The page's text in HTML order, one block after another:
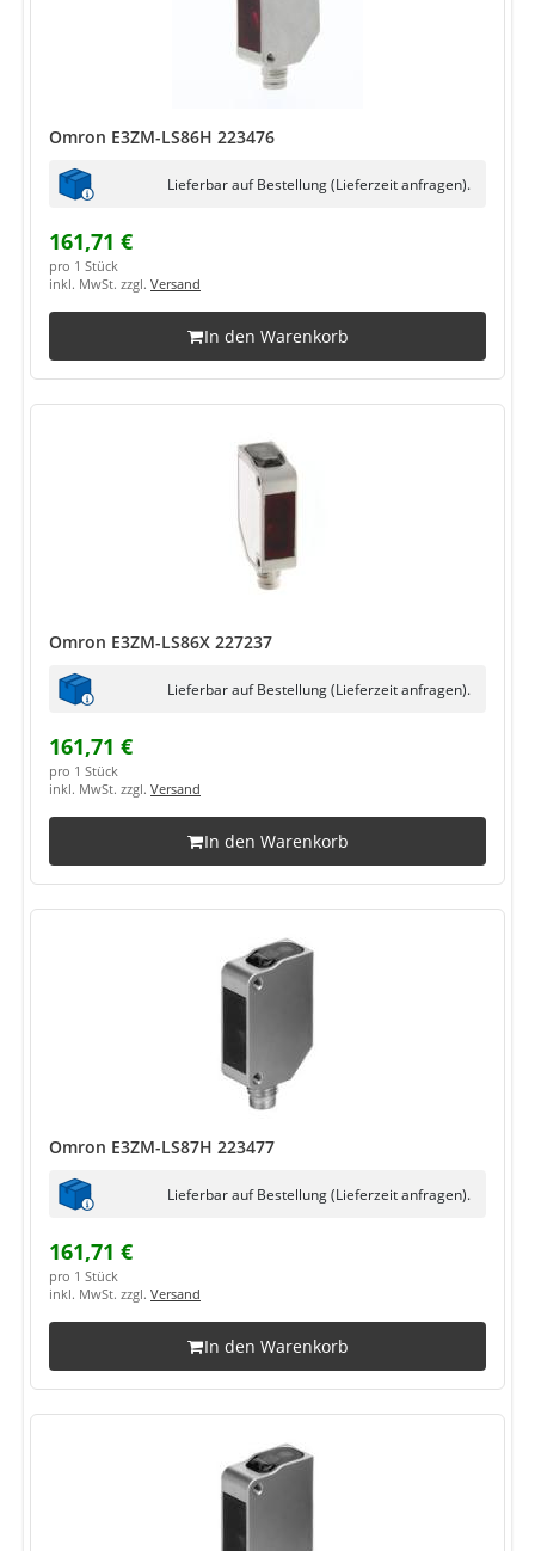
Omron E3ZM-LS86H 223476
Lieferbar auf Bestellung (Lieferzeit anfragen).
161,71 €
pro 1 Stück
inkl. MwSt. zzgl. Versand
In den Warenkorb
Omron E3ZM-LS86X 227237
Lieferbar auf Bestellung (Lieferzeit anfragen).
161,71 €
pro 1 Stück
inkl. MwSt. zzgl. Versand
In den Warenkorb
Omron E3ZM-LS87H 223477
Lieferbar auf Bestellung (Lieferzeit anfragen).
161,71 €
pro 1 Stück
inkl. MwSt. zzgl. Versand
In den Warenkorb